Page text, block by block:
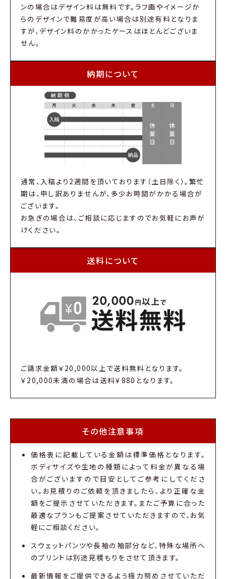
ンの場合はデザイン料は無料です。ラフ画やイメージか
らのデザインで難易度が高い場合は別途有料となりま
すが、デザイン料のかかったケースはほとんどございま
せん。
納期について
通常、入稿より2週間を頂いております（土日除く）。繁忙
期は、申し訳ありませんが、多少お時間がかかる場合が
ございます。
お急ぎの場合は、ご相談に応じますのでお気軽にお声が
けください。
送料について
ご請求金額￥20,000以上で送料無料となります。
￥20,000未満の場合は送料￥880となります。
その他注意事項
価格表に記載している金額は標準価格となります。
ボディサイズや生地の種類によって料金が異なる場
合がございますので目安としてご参考にしてくださ
い。お見積りのご依頼を頂きましたら、より正確な金
額をご提示させていただきます。またご予算に合った
最適なプランもご提案させていただきますので、お気
軽にご相談ください。
スウェットパンツや長袖の袖部分など、特殊な場所へ
のプリントは別途見積もりをさせて頂きます。
最新情報をご提供できるよう極力努めさせていただ